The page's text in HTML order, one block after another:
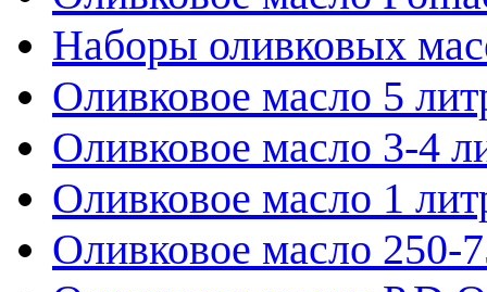
Наборы оливковых
Оливковое масло 5
Оливковое масло 3-4
Оливковое масло 1
Оливковое масло 250-